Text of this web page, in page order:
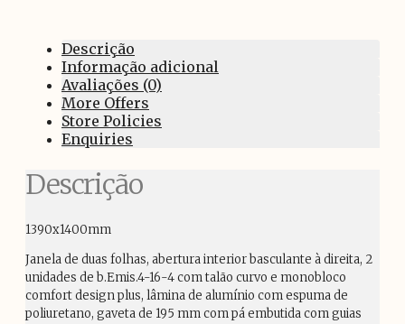
Descrição
Informação adicional
Avaliações (0)
More Offers
Store Policies
Enquiries
Descrição
1390x1400mm
Janela de duas folhas, abertura interior basculante à direita, 2
unidades de b.Emis.4-16-4 com talão curvo e monobloco
comfort design plus, lâmina de alumínio com espuma de
poliuretano, gaveta de 195 mm com pá embutida com guias